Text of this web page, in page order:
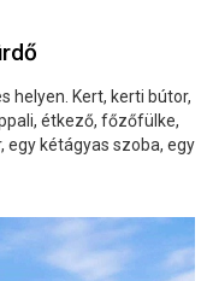
helyen. Kert, kerti bútor,
étkező, főzőfülke,
egy kétágyas szoba, egy